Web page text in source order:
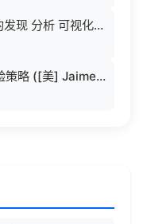
数据科学与大数据分析 数据的发现 分析 可视化与表示 ( etc.).epub
决胜UX：互联网产品用户体验策略 ([美] Jaime Levy [[美] Jaime Levy]).epub